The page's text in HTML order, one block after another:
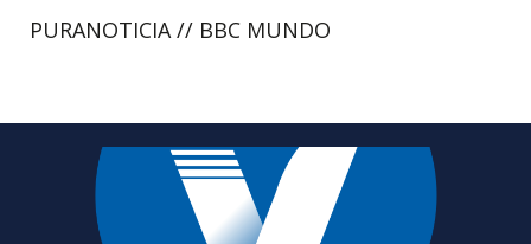
PURANOTICIA // BBC MUNDO